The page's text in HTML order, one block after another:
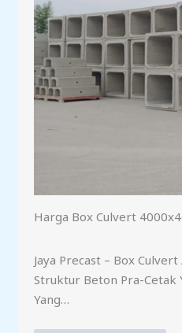
Harga Box Culvert
Jaya Precast – Box Culvert
Struktur Beton Pra-Cetak
Yang…